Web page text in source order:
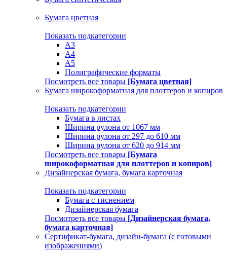
Бумага цветная
Показать подкатегории
A3
A4
А5
Полиграфические форматы
Посмотреть все товары [Бумага цветная]
Бумага широкоформатная для плоттеров и копиров
Показать подкатегории
Бумага в листах
Ширина рулона от 1067 мм
Ширина рулона от 297 до 610 мм
Ширина рулона от 620 до 914 мм
Посмотреть все товары [Бумага
широкоформатная для плоттеров и копиров]
Дизайнерская бумага, бумага карточная
Показать подкатегории
Бумага с тиснением
Дизайнерская бумага
Посмотреть все товары [Дизайнерская бумага,
бумага карточная]
Сертификат-бумага, дизайн-бумага (с готовыми
изображениями)